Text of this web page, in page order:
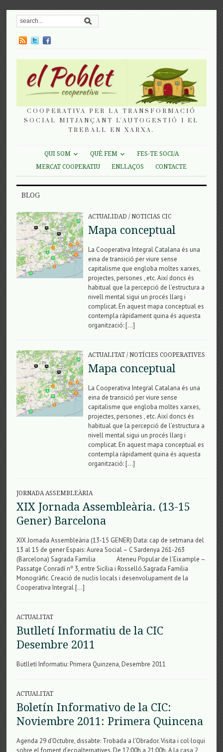
COOPERATIVA PER LA TRANSFORMACIÓ
SOCIAL MITJANÇANT L'AUTOGESTIÓ I EL
TREBALL EN XARXA.
QUI SOM QUÈ FEM
FES-TE SOCI/A
MERCAT COOPERATIU
ENLLAÇOS CONTACTE
BLOG
ACTUALIDAD /NOTICIAS CIC
Mapa conceptual
La Cooperativa Integral Catalana és una
eina de transició per viure sense
capitalisme que engloba moltes xarxes,
projectes, persones , etc. Així doncs és
habitual que la percepció de l’estructura a
nivell mental sigui un procés llarg i
complicat. En aquest mapa conceptual es
contempla ràpidament quina és aquesta
organització: […]
ACTUALITAT/NOTÍCIES COOPERATIVES
Mapa conceptual
La Cooperativa Integral Catalana és una
eina de transició per viure sense
capitalisme que engloba moltes xarxes,
projectes, persones , etc. Així doncs és
habitual que la percepció de l’estructura a
nivell mental sigui un procés llarg i
complicat. En aquest mapa conceptual es
contempla ràpidament quina és aquesta
organització: […]
JORNADA ASSEMBLEÀRIA
XIX Jornada Assembleària. (13-15
Gener) Barcelona
XIX Jornada Assembleària (13-15 GENER) Data: cap de setmana del
13 al 15 de gener Espais: Aurea Social – C Sardenya 261-263
(Barcelona) Sagrada Familia Ateneu Popular de l’Eixample –
Passatge Conradí nº 3, entre Sicília i Rosselló.Sagrada Familia
Monogràfic. Creació de nuclis locals i desenvolupament de la
Cooperativa Integral […]
ACTUALITAT
Butlletí Informatiu de la CIC
Desembre 2011
Butlletí Informatiu: Primera Quinzena, Desembre 2011
ACTUALITAT
Boletín Informativo de la CIC:
Noviembre 2011: Primera Quincena
Agenda 29 d’Octubre, dissabte: Trobada a l’Obrador. Visita i col·loqui
sobre el foment d’ecoalternatives. De 17:00h a 21:00h. A la casa 2